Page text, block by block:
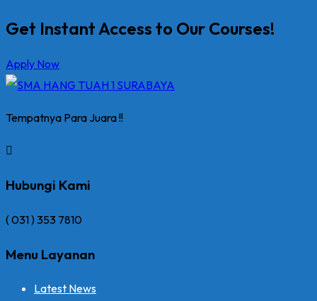
Get Instant Access to Our Courses!
Apply Now
Tempatnya Para Juara !!
Hubungi Kami
( 031 ) 353 7810
Menu Layanan
Latest News